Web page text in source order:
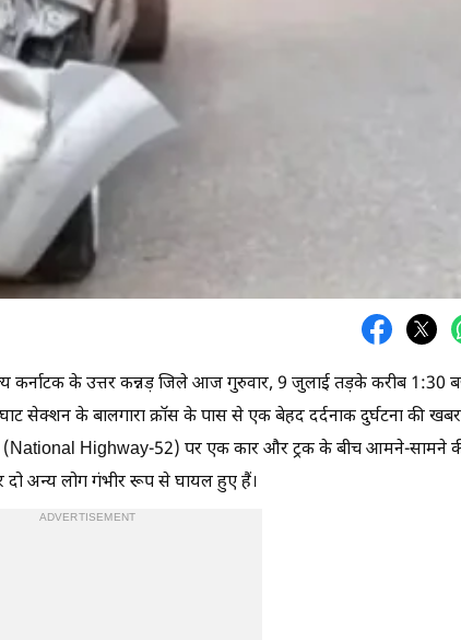
कर्नाटक के उत्तर कन्नड़ जिले आज गुरुवार, 9 जुलाई तड़के करीब 1:30
सेक्शन के बालगारा क्रॉस के पास से एक बेहद दर्दनाक दुर्घटना की खबर
52 (National Highway-52) पर एक कार और ट्रक के बीच आमने-सामने
दो अन्य लोग गंभीर रूप से घायल हुए हैं।
ADVERTISEMENT